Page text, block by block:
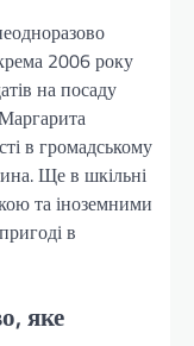
2006 року
на посаду
в громадському
Ще в шкільні
та іноземними
в
яке